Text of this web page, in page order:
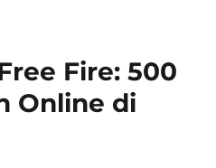
Fire: 500
Online di